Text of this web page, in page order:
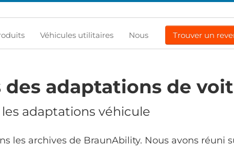
Véhicules utilitaires Nous Trouver un
des adaptations de
adaptations véhicule
les archives de BraunAbility. Nous avons réuni